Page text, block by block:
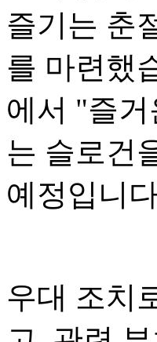
즐기는 춘
를 마련했
에서 "즐
는 슬로건
예정입니
우대 조치